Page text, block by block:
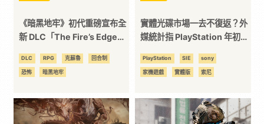
《暗黑地牢》初代重磅宣布全
新 DLC「The Fire’s Edge」
DLC RPG 克蘇魯 回合制
恐怖 暗黑地牢
實體光碟市場一去不復返？外
媒統計指 PlayStation 年初至
10 萬套
PlayStation SIE sony
家機遊戲 實體版 索尼